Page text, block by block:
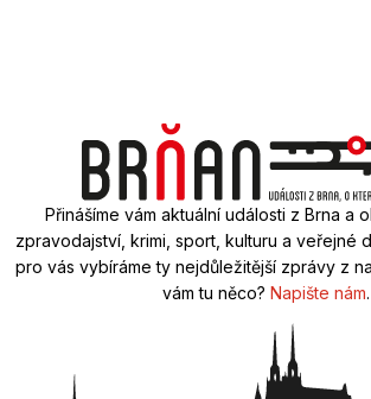
Přinášíme vám aktuální události z Brna a
zpravodajství, krimi, sport, kulturu a veřejné
pro vás vybíráme ty nejdůležitější zprávy z
vám tu něco? Napište nám.